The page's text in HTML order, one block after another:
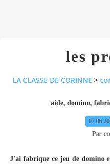
les
LA CLASSE DE CORINNE >
aide, domino,
Par
J'ai fabrique ce jeu de domino